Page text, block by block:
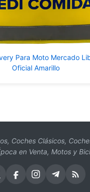
Para Moto Mercado
Oficial Amarillo
Coches Clásicos,
en Venta, Motos y